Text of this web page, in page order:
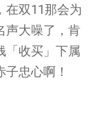
在双11那会为
声大噪了，肯
「收买」下属
忠心啊！